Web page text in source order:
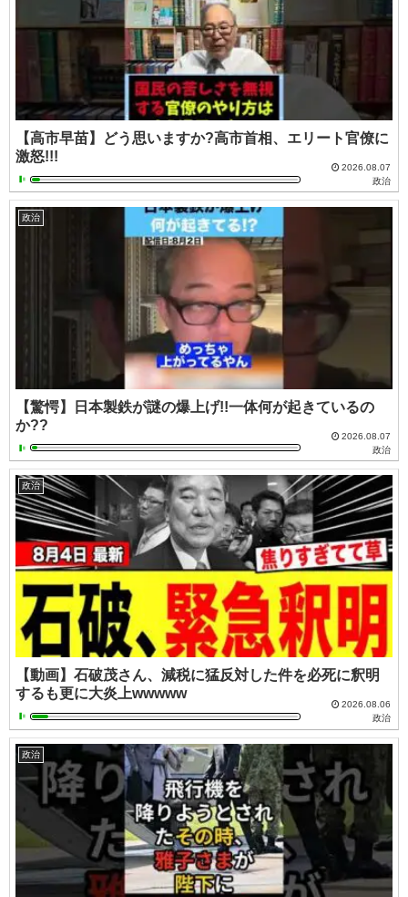
【高市早苗】どう思いますか?高市首相、エリート官僚に
激怒!!!
2026.08.07
政治
政治
【驚愕】日本製鉄が謎の爆上げ!!一体何が起きているの
か??
2026.08.07
政治
政治
【動画】石破茂さん、減税に猛反対した件を必死に釈明
するも更に大炎上wwwww
2026.08.06
政治
政治